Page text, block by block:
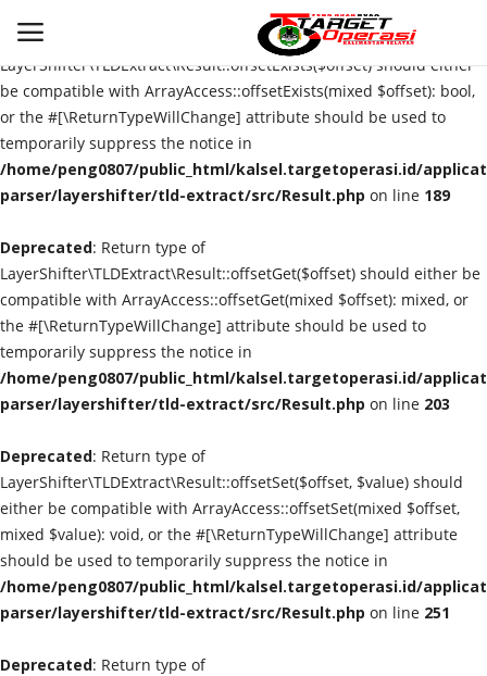
Deprecated
LayerShifter\TLDExtract\Result::offsetExists($offset) should either
be compatible with ArrayAccess::offsetExists(mixed $offset): bool,
or the #[\ReturnTypeWillChange] attribute should be used to
temporarily suppress the notice in
/home/peng0807/public_html/kalsel.targetoperasi.id/
parser/layershifter/tld-extract/src/Result.php on line 189
Deprecated: Return type of
LayerShifter\TLDExtract\Result::offsetGet($offset) should either be
compatible with ArrayAccess::offsetGet(mixed $offset): mixed, or
the #[\ReturnTypeWillChange] attribute should be used to
temporarily suppress the notice in
/home/peng0807/public_html/kalsel.targetoperasi.id/
parser/layershifter/tld-extract/src/Result.php on line 203
Deprecated: Return type of
LayerShifter\TLDExtract\Result::offsetSet($offset, $value) should
either be compatible with ArrayAccess::offsetSet(mixed $offset,
mixed $value): void, or the #[\ReturnTypeWillChange] attribute
should be used to temporarily suppress the notice in
/home/peng0807/public_html/kalsel.targetoperasi.id/
parser/layershifter/tld-extract/src/Result.php on line 251
Deprecated: Return type of
Login Register
Home
Contact
BANJARMASIN
KRIMINAL
HUKUM
PERISTIWA
POLITIK
WISATA